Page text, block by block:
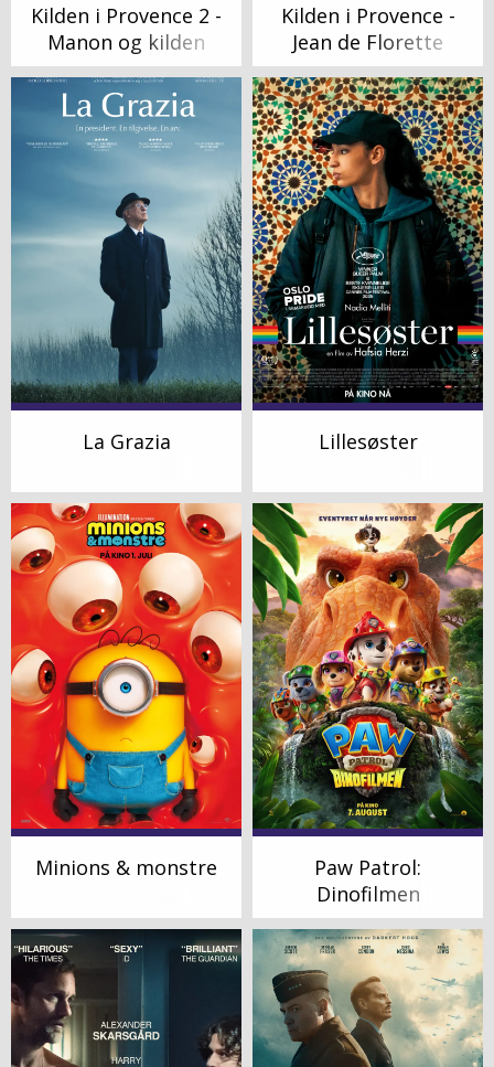
Kilden i Provence 2 -
Manon og kilden
Kilden i Provence -
Jean de Florette
La Grazia Lillesøster
Minions & monstre
Paw Patrol:
Dinofilmen